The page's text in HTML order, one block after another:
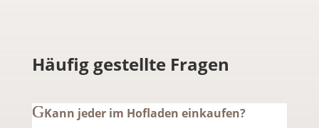
Häufig gestellte Fragen
Kann jeder im Hofladen einkaufen?